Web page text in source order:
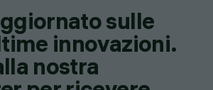
sulle
innovazioni.
nostra